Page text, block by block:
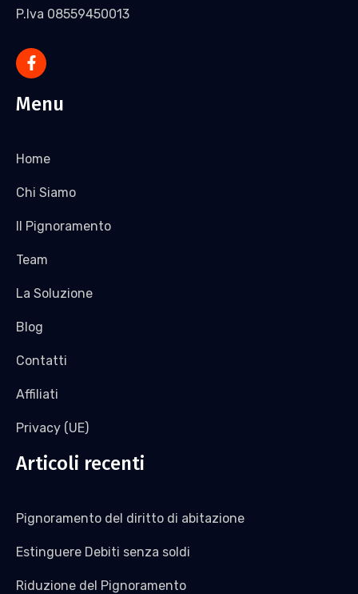
P.Iva 08559450013
Menu
Home
Chi Siamo
Il Pignoramento
Team
La Soluzione
Blog
Contatti
Affiliati
Privacy (UE)
Articoli recenti
Pignoramento del diritto di abitazione
Estinguere Debiti senza soldi
Riduzione del Pignoramento